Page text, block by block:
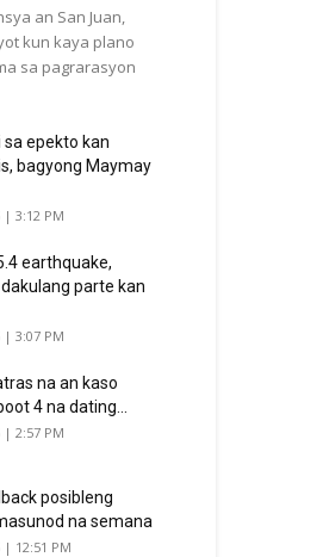
an San Juan,
kun kaya plano
sa pagrarasyon
sa epekto kan
bagyong Maymay
| 3:12 PM
earthquake,
parte kan
| 3:07 PM
na an kaso
4 na dating...
| 2:57 PM
posibleng
na semana
| 12:51 PM